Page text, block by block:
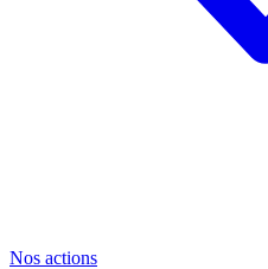
Nos actions